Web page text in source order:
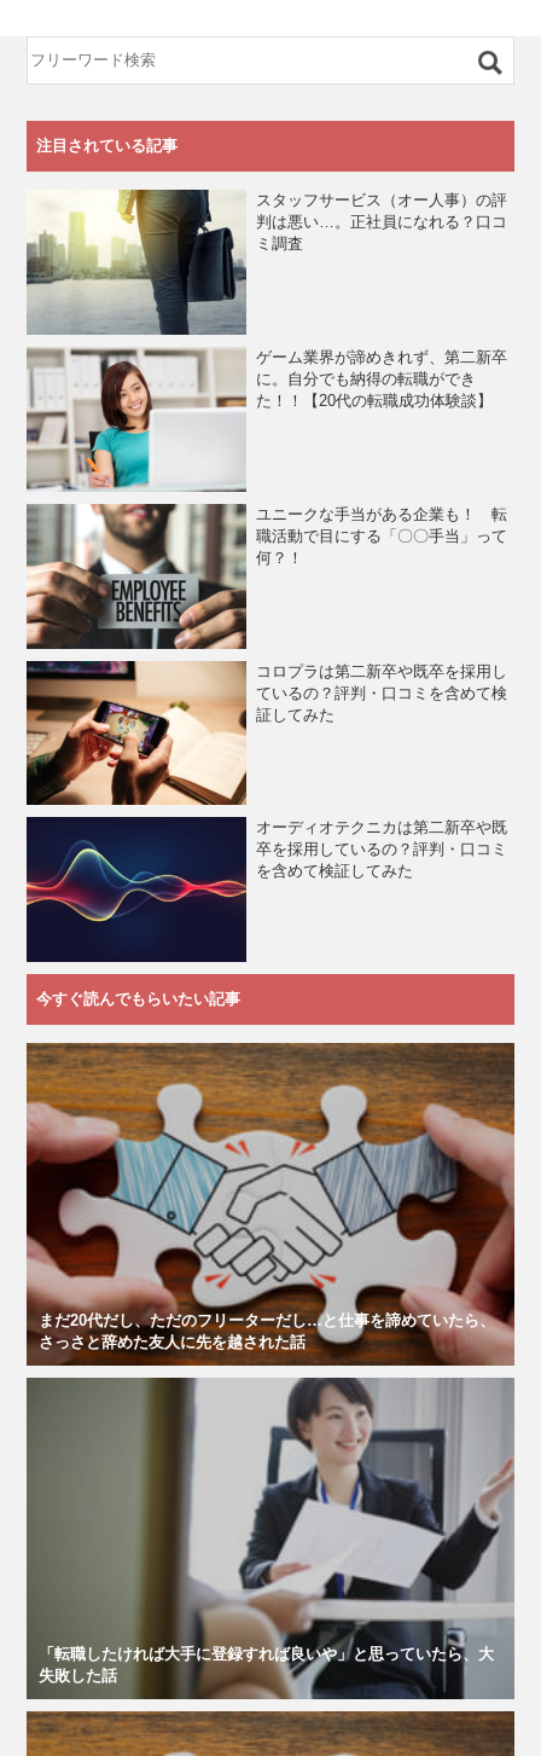
注目されている記事
スタッフサービス（オー人事）の評
判は悪い…。正社員になれる？口コ
ミ調査
ゲーム業界が諦めきれず、第二新卒
に。自分でも納得の転職ができ
た！！【20代の転職成功体験談】
ユニークな手当がある企業も！ 転
職活動で目にする「〇〇手当」って
何？！
コロプラは第二新卒や既卒を採用し
ているの？評判・口コミを含めて検
証してみた
オーディオテクニカは第二新卒や既
卒を採用しているの？評判・口コミ
を含めて検証してみた
今すぐ読んでもらいたい記事
まだ20代だし、ただのフリーターだし…と仕事を諦めていたら、
さっさと辞めた友人に先を越された話
「転職したければ大手に登録すれば良いや」と思っていたら、大
失敗した話